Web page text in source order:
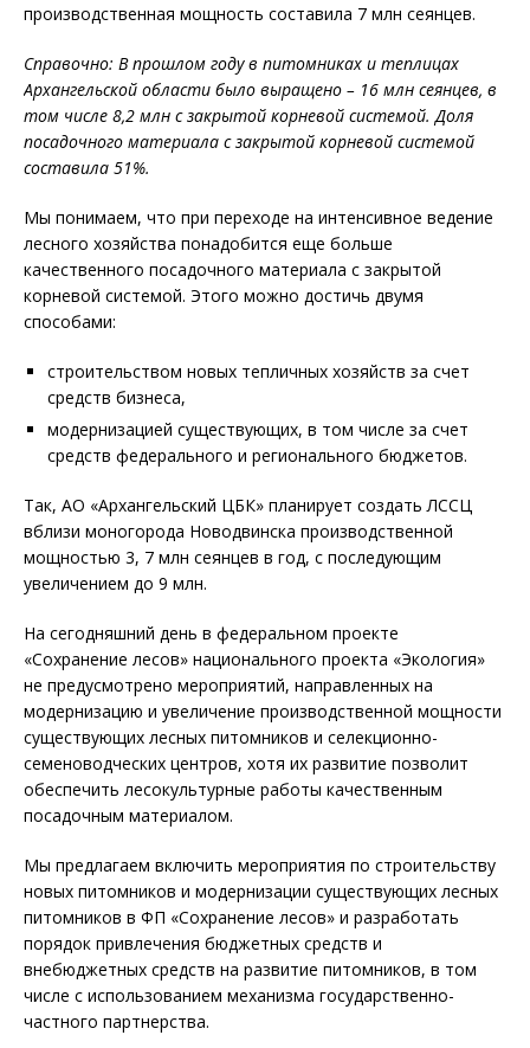
производственная мощность составила 7 млн сеянцев.
Справочно: В прошлом году в питомниках и теплицах
Архангельской области было выращено – 16 млн сеянцев, в
том числе 8,2 млн с закрытой корневой системой. Доля
посадочного материала с закрытой корневой системой
составила 51%.
Мы понимаем, что при переходе на интенсивное ведение
лесного хозяйства понадобится еще больше
качественного посадочного материала с закрытой
корневой системой. Этого можно достичь двумя
способами:
строительством новых тепличных хозяйств за счет
средств бизнеса,
модернизацией существующих, в том числе за счет
средств федерального и регионального бюджетов.
Так, АО «Архангельский ЦБК» планирует создать ЛССЦ
вблизи моногорода Новодвинска производственной
мощностью 3, 7 млн сеянцев в год, с последующим
увеличением до 9 млн.
На сегодняшний день в федеральном проекте
«Сохранение лесов» национального проекта «Экология»
не предусмотрено мероприятий, направленных на
модернизацию и увеличение производственной мощности
существующих лесных питомников и селекционно-
семеноводческих центров, хотя их развитие позволит
обеспечить лесокультурные работы качественным
посадочным материалом.
Мы предлагаем включить мероприятия по строительству
новых питомников и модернизации существующих лесных
питомников в ФП «Сохранение лесов» и разработать
порядок привлечения бюджетных средств и
внебюджетных средств на развитие питомников, в том
числе с использованием механизма государственно-
частного партнерства.